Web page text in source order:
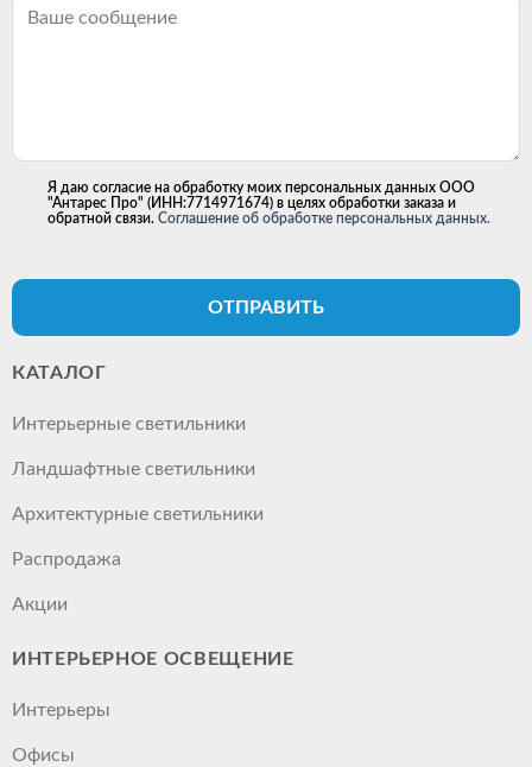
Я даю согласие на обработку моих персональных данных ООО
"Антарес Про" (ИНН:7714971674) в целях обработки заказа и
обратной связи. Соглашение об обработке персональных данных.
ОТПРАВИТЬ
КАТАЛОГ
Интерьерные светильники
Ландшафтные светильники
Архитектурные светильники
Распродажа
Акции
ИНТЕРЬЕРНОЕ ОСВЕЩЕНИЕ
Интерьеры
Офисы